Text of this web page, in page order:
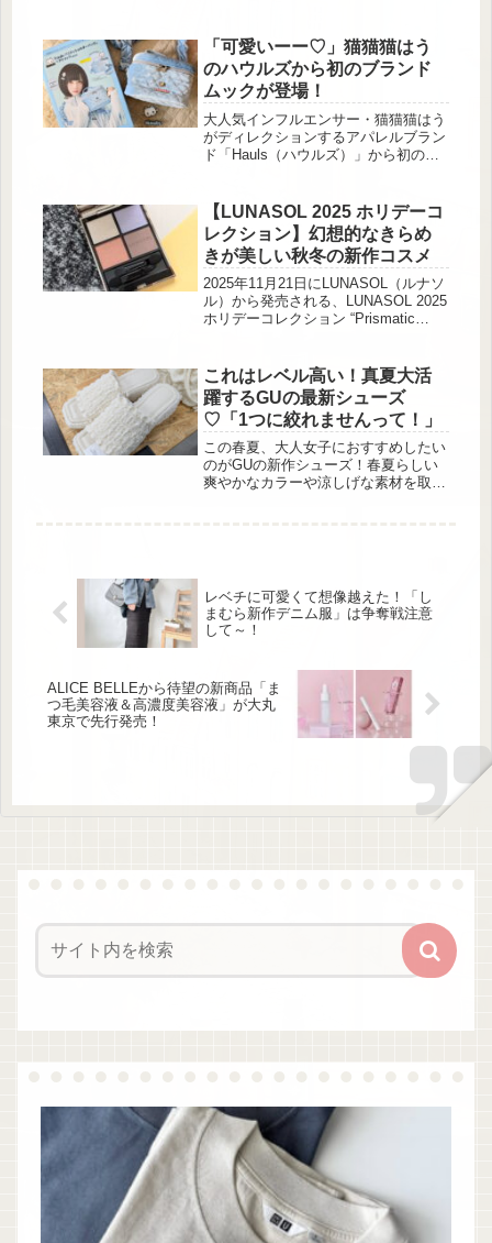
う言葉では片付けられない存在に。
2025年冬のヒートテックは、インナー
としてもトップスとしても活躍。通
勤、休日、ワンマイルまで幅広く使え
るバリエが揃っています。今回は、そ
の中から特に大人女子におすすめした
い【着映えヒートテック】を厳選して
ご紹介します♡ほんのり透け感が◎。
「可愛いーー♡」猫猫猫はう
のハウルズから初のブランド
ムックが登場！
大人気インフルエンサー・猫猫猫はう
がディレクションするアパレルブラン
ド「Hauls（ハウルズ）」から初のブ
ーバッグとヘアクリップが付録にな
り、本誌でしかゲットできない限定ア
イテムです♡ Hauls バニティショルダ
ーバッグ＆ヘアクリップBOOK
produced by 猫猫猫はう 出典:beauty
まとめ 付録：バニティショルダーバ
ッグ＆ヘ...
【LUNASOL 2025 ホリデーコ
レクション】幻想的なきらめ
きが美しい秋冬の新作コスメ
2025年11月21日にLUNASOL（ルナソ
ル）から発売される、LUNASOL 2025
ホリデーコレクション “Prismatic
インナップされます。今回は、人気コ
スメの限定色をご紹介していきます。
秋冬の雰囲気に馴染む、幻想的なきら
めきが美しいアイテムばかりなので、
ぜひ参考にしてくださいね！神秘的な
きらめきが美しい「ルナソル アイカ
ラーレーションN」 ...
これはレベル高い！真夏大活
躍するGUの最新シューズ
♡「1つに絞れませんって！」
この春夏、大人女子におすすめしたい
のがGUの新作シューズ！春夏らしい
爽やかなカラーや涼しげな素材を取り
両立させたスタイルを楽しんでみてく
ださいね♪平成ファッションに欠かせ
ないミュール 出典:beautyまとめ 出...
レベチに可愛くて想像越えた！「し
まむら新作デニム服」は争奪戦注意
して～！
ALICE BELLEから待望の新商品「ま
つ毛美容液＆高濃度美容液」が大丸
東京で先行発売！